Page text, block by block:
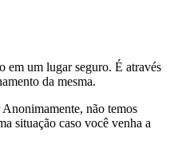
em um lugar seguro. É através
da mesma.
não temos
situação caso você venha a